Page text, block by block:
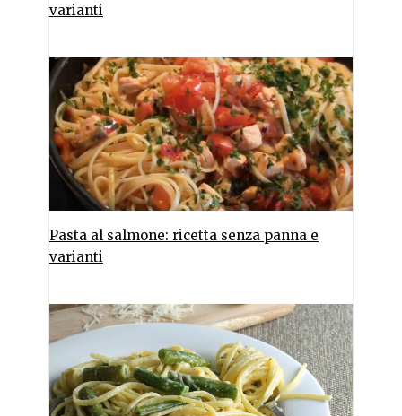
varianti
Pasta al salmone: ricetta senza panna e
varianti